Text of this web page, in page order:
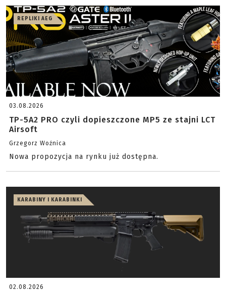
REPLIKI AEG
03.08.2026
TP-5A2 PRO czyli dopieszczone MP5 ze stajni LCT
Airsoft
Grzegorz Woźnica
Nowa propozycja na rynku już dostępna.
KARABINY I KARABINKI
02.08.2026